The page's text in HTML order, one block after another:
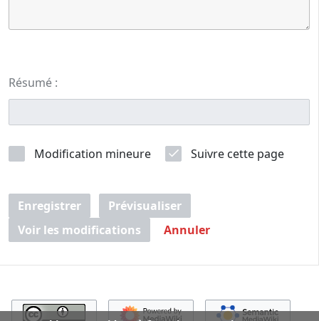
Résumé :
Modification mineure Suivre cette page
Enregistrer
Prévisualiser
Voir les modifications
Annuler